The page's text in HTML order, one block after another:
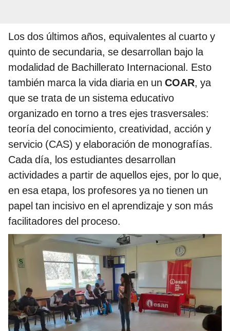
Los dos últimos años, equivalentes al cuarto y
quinto de secundaria, se desarrollan bajo la
modalidad de Bachillerato Internacional. Esto
también marca la vida diaria en un COAR, ya
que se trata de un sistema educativo
organizado en torno a tres ejes trasversales:
teoría del conocimiento, creatividad, acción y
servicio (CAS) y elaboración de monografías.
Cada día, los estudiantes desarrollan
actividades a partir de aquellos ejes, por lo que,
en esa etapa, los profesores ya no tienen un
papel tan incisivo en el aprendizaje y son más
facilitadores del proceso.